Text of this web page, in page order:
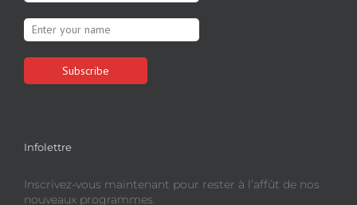
Infolettre
Inscrivez-vous maintenant pour rester à l’affût de nos
nouveaux programmes.